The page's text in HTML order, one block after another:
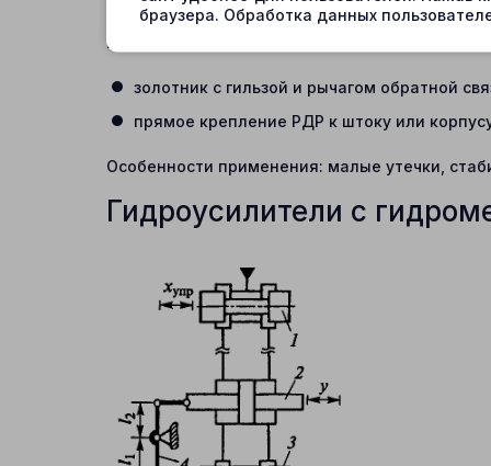
смещению управляющего звена.
Варианты конструкции включают:
золотник с гильзой и рычагом обратной
прямое крепление РДР к штоку или
Особенности применения: малые утечки,
Гидроусилители с
браузера. Обработка данных